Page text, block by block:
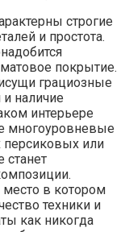
строгие
и простота.
покрытие.
грациозные
наличие
интерьере
многоуровневые
персиковых или
место в котором
техники и
как никогда